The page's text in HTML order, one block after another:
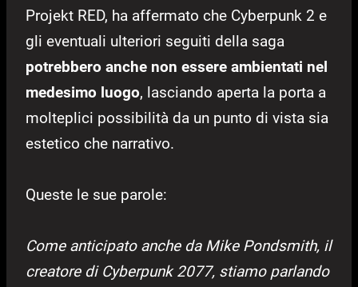
Projekt RED, ha affermato che Cyberpunk 2 e
gli eventuali ulteriori seguiti della saga
potrebbero anche non essere ambientati nel
medesimo luogo, lasciando aperta la porta a
molteplici possibilità da un punto di vista sia
estetico che narrativo.
Queste le sue parole:
Come anticipato anche da Mike Pondsmith, il
creatore di Cyberpunk 2077, stiamo parlando